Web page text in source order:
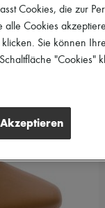
Cookies, die zur
Cookies
Sie können
"Cookies"